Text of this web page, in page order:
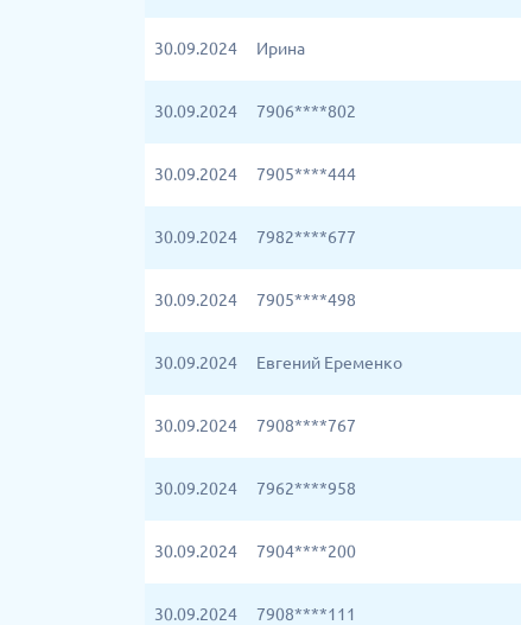
30.09.2024 Ирина
30.09.2024 7906****802
30.09.2024 7905****444
30.09.2024 7982****677
30.09.2024 7905****498
30.09.2024 Евгений Еременко
30.09.2024 7908****767
30.09.2024 7962****958
30.09.2024 7904****200
30.09.2024 7908****111